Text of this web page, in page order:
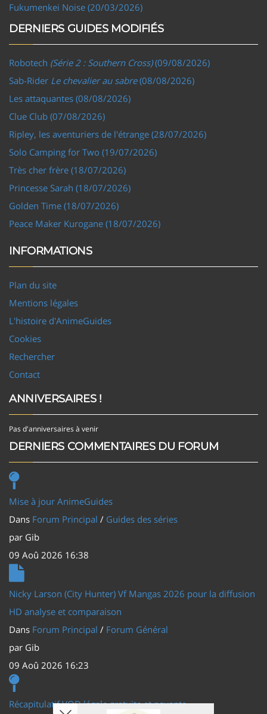
Fukumenkei Noise (20/03/2026)
DERNIERS GUIDES MODIFIÉS
Robotech (Série 2 : Southern Cross)(09/08/2026)
Sab-Rider Le chevalier au sabre(08/08/2026)
Les attaquantes (08/08/2026)
Clue Club (07/08/2026)
Ripley, les aventuriers de l'étrange (28/07/2026)
Solo Camping for Two (19/07/2026)
Très cher frère (18/07/2026)
Princesse Sarah (18/07/2026)
Golden Time (18/07/2026)
Peace Maker Kurogane (18/07/2026)
INFORMATIONS
Plan du site
Mentions légales
L'histoire d'AnimeGuides
Cookies
Rechercher
Contact
ANNIVERSAIRES !
Pas d'anniversaires à venir
DERNIERS COMMENTAIRES DU FORUM
Mise à jour AnimeGuides
Dans Forum Principal / Guides des séries
par Gib
09 Aoû 2026 16:38
Nicky Larson (City Hunter) Vf Mangas 2026 pour la diffusion
HD analyse et comparaison
Dans Forum Principal / Forum Général
par Gib
09 Aoû 2026 16:23
Récapitulatif VOD légale gratuite et payante